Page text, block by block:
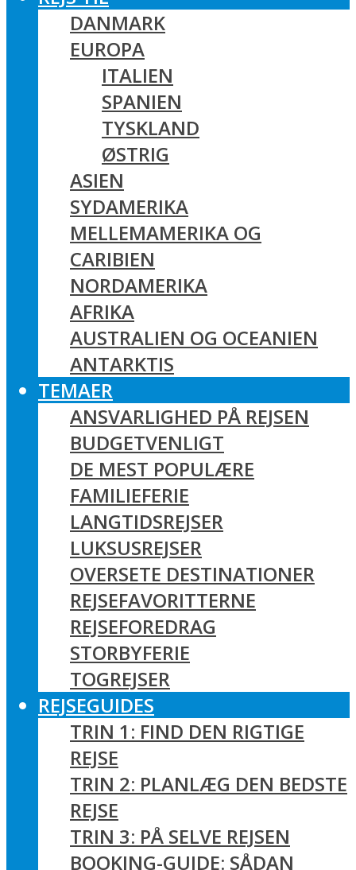
DANMARK
EUROPA
ITALIEN
SPANIEN
TYSKLAND
ØSTRIG
ASIEN
SYDAMERIKA
MELLEMAMERIKA OG
CARIBIEN
NORDAMERIKA
AFRIKA
AUSTRALIEN OG OCEANIEN
ANTARKTIS
TEMAER
ANSVARLIGHED PÅ REJSEN
BUDGETVENLIGT
DE MEST POPULÆRE
FAMILIEFERIE
LANGTIDSREJSER
LUKSUSREJSER
OVERSETE DESTINATIONER
REJSEFAVORITTERNE
REJSEFOREDRAG
STORBYFERIE
TOGREJSER
REJSEGUIDES
TRIN 1: FIND DEN RIGTIGE
REJSE
TRIN 2: PLANLÆG DEN BEDSTE
REJSE
TRIN 3: PÅ SELVE REJSEN
BOOKING-GUIDE: SÅDAN